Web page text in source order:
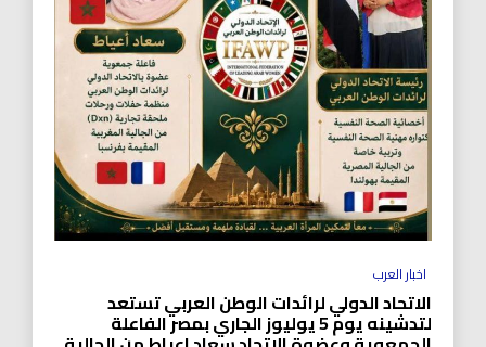
اخبار العرب
الاتحاد الدولي لرائدات الوطن العربي تستعد
لتدشينه يوم 5 يوليوز الجاري بمصر الفاعلة